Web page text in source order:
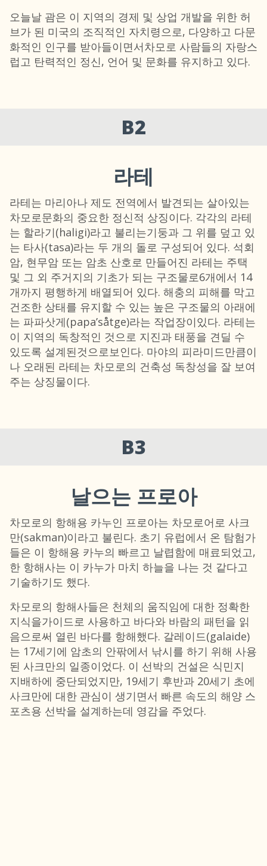
오늘날 괌은 이 지역의 경제 및 상업 개발을 위한 허
브가 된 미국의 조직적인 자치령으로, 다양하고 다문
화적인 인구를 받아들이면서차모로 사람들의 자랑스
럽고 탄력적인 정신, 언어 및 문화를 유지하고 있다.
B2
라테
라테는 마리아나 제도 전역에서 발견되는 살아있는
차모로문화의 중요한 정신적 상징이다. 각각의 라테
는 할라기(haligi)라고 불리는기둥과 그 위를 덮고 있
는 타사(tasa)라는 두 개의 돌로 구성되어 있다. 석회
암, 현무암 또는 암초 산호로 만들어진 라테는 주택
및 그 외 주거지의 기초가 되는 구조물로6개에서 14
개까지 평행하게 배열되어 있다. 해충의 피해를 막고
건조한 상태를 유지할 수 있는 높은 구조물의 아래에
는 파파삿게(papa’såtge)라는 작업장이있다. 라테는
이 지역의 독창적인 것으로 지진과 태풍을 견딜 수
있도록 설계된것으로보인다. 마야의 피라미드만큼이
나 오래된 라테는 차모로의 건축성 독창성을 잘 보여
주는 상징물이다.
B3
날으는 프로아
차모로의 항해용 카누인 프로아는 차모로어로 사크
만(sakman)이라고 불린다. 초기 유럽에서 온 탐험가
들은 이 항해용 카누의 빠르고 날렵함에 매료되었고,
한 항해사는 이 카누가 마치 하늘을 나는 것 같다고
기술하기도 했다.
차모로의 항해사들은 천체의 움직임에 대한 정확한
지식을가이드로 사용하고 바다와 바람의 패턴을 읽
음으로써 열린 바다를 항해했다. 갈레이드(galaide)
는 17세기에 암초의 안팎에서 낚시를 하기 위해 사용
된 사크만의 일종이었다. 이 선박의 건설은 식민지
지배하에 중단되었지만, 19세기 후반과 20세기 초에
사크만에 대한 관심이 생기면서 빠른 속도의 해양 스
포츠용 선박을 설계하는데 영감을 주었다.